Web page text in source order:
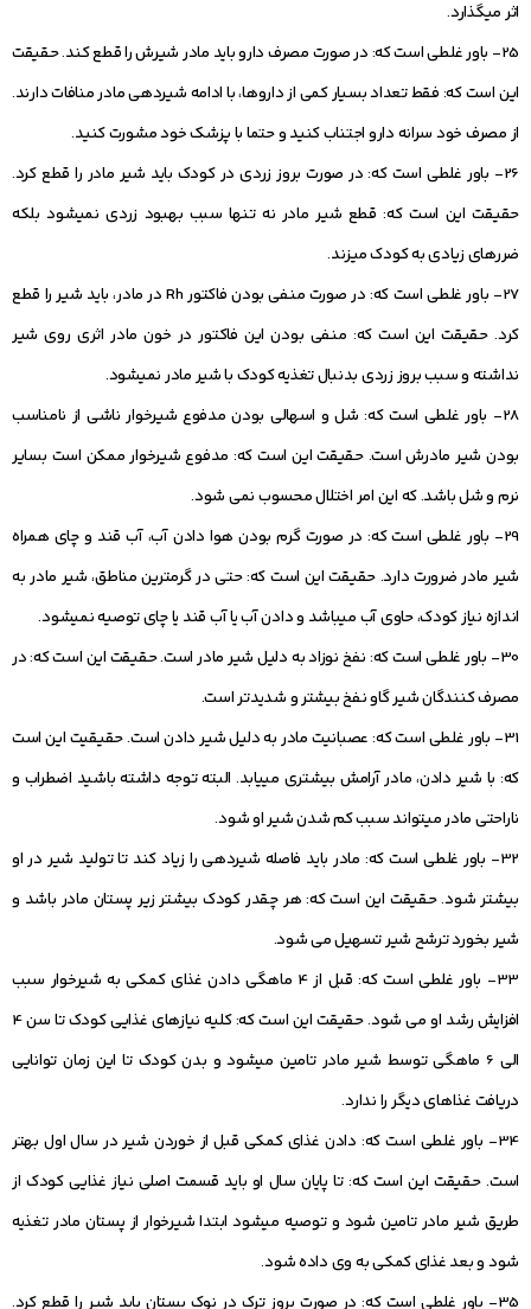
اثر می‏گذارد.
25- باور غلطی است که: در صورت مصرف دارو باید مادر شیرش را قطع کند. حقیقت
این است که: فقط تعداد بسیار کمی از داروها، با ادامه شیردهی مادر منافات دارند.
از مصرف خود سرانه دارو اجتناب کنید و حتما با پزشک خودمشورت کنید.
26- باور غلطی است که: در صورت بروز زردی در کودک باید شیر مادر را قطع کرد.
حقیقت این است که: قطع شیر مادر نه تنها سبب بهبود زردی نمی‏شود بلکه
ضررهای زیادی به کودک می‏زند.
27- باور غلطی است که: در صورت منفی بودن فاکتور Rh در مادر، باید شیر را قطع
کرد. حقیقت این است که: منفی بودن این فاکتور در خون مادر اثری روی شیر
نداشته و سبب بروز زردی بدنبال تغذیه کودک با شیر مادر نمی‏شود.
28- باور غلطی است که: شل و اسهالی بودن مدفوع شیرخوار ناشی از نامناسب
بودن شیر مادرش است. حقیقت این است که: مدفوع شیرخوار ممکن است بسایر
نرم و شل باشد. که این امر اختلال محسوب نمی شود.
29- باور غلطی است که: در صورت گرم بودن هوا دادن آب، آب قند و چای همراه
شیر مادر ضرورت دارد. حقیقت این است که: حتی در گرمترین مناطق، شیر مادر به
اندازه نیاز کودک، حاوی آب می‏باشد و دادن آب یا آب قند یا چای توصیه نمی‏شود.
30- باور غلطی است که: نفخ نوزاد به دلیل شیر مادر است. حقیقت این است که: در
مصرف‏ کنندگان شیر گاو نفخ بیشتر و شدیدتر است.
31- باور غلطی است که: عصبانیت مادر به دلیل شیر دادن است. حقیقیت این است
که: با شیر دادن، مادر آرامش بیشتری می‏یابد. البته توجه داشته باشید اضطراب و
ناراحتی مادر می‏تواند سبب کم شدن شیر او شود.
32- باور غلطی است که: مادر باید فاصله شیردهی را زیاد کند تا تولید شیر در او
بیشتر شود. حقیقت این است که: هر چقدر کودک بیشتر زیر پستان مادر باشد و
شیر بخورد ترشح شیر تسهیل می‏ شود.
33- باور غلطی است که: قبل از 4 ماهگی دادن غذای کمکی به شیرخوار سبب
افزایش رشد او می ‏شود. حقیقت این است که: کلیه نیازهای غذایی کودک تا سن 4
الی 6 ماهگی توسط شیر مادر تامین می‏شود و بدن کودک تا این زمان توانایی
دریافت غذاهای دیگر را ندارد.
34- باور غلطی است که: دادن غذای کمکی قبل از خوردن شیر در سال اول بهتر
است. حقیقت این است که: تا پایان سال او باید قسمت اصلی نیاز غذایی کودک از
طریق شیر مادر تامین شود و توصیه می‏شود ابتدا شیرخوار از پستان مادر تغذیه
شود و بعد غذای کمکی به وی داده شود.
35- باور غلطی است که: در صورت بروز ترک در نوک پستان باید شیر را قطع کرد.